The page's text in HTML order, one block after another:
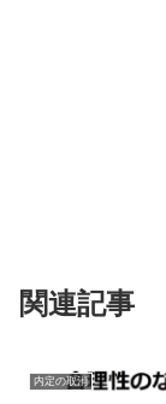
関連記事
内定の取消